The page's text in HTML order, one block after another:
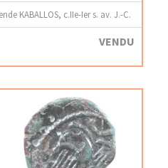
KABALLOS, c.IIe-Ier s. av. J.-C.
VENDU